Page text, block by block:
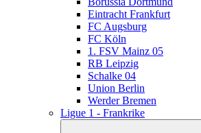
Eintracht Frankfurt
FC Augsburg
FC Köln
1. FSV Mainz 05
RB Leipzig
Schalke 04
Union Berlin
Werder Bremen
Ligue 1 - Frankrike